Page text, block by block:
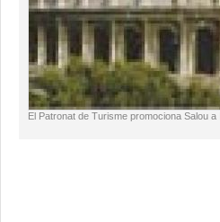
El Patronat de Turisme promociona Salou a